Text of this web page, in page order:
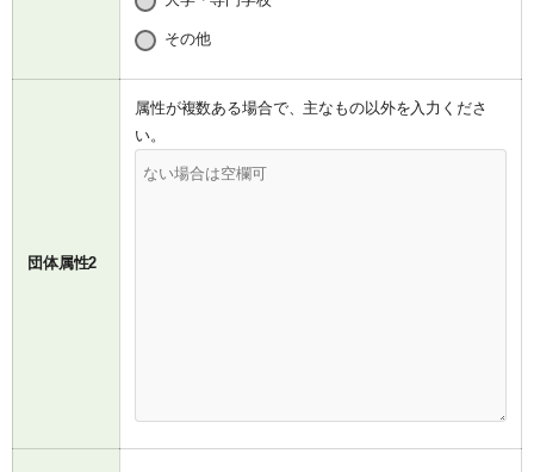
その他
団体属性2
属性が複数ある場合で、主なもの以外を入力くださ
い。